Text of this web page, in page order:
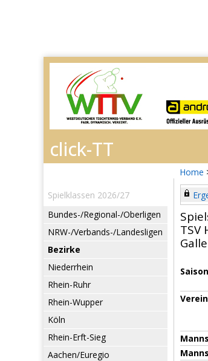
Home
Spielklassen 2026/27
Bundes-/Regional-/Oberligen
NRW-/Verbands-/Landesligen
Bezirke
Niederrhein
Rhein-Ruhr
Rhein-Wupper
Köln
Rhein-Erft-Sieg
Aachen/Euregio
TSV
Verein